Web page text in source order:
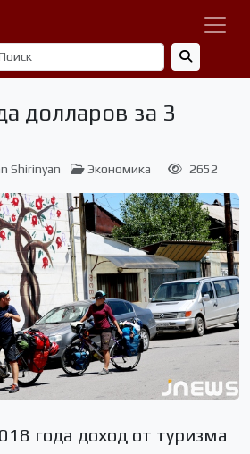
долларов за 3
Shirinyan Экономика 2652
года доход от туризма